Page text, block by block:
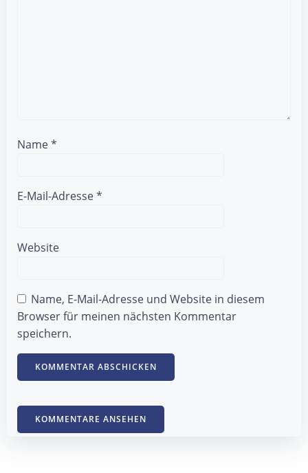
Name*
E-Mail-Adresse*
Website
Name, E-Mail-Adresse und Website in diesem
Browser für meinen nächsten Kommentar
speichern.
KOMMENTARE ANSEHEN